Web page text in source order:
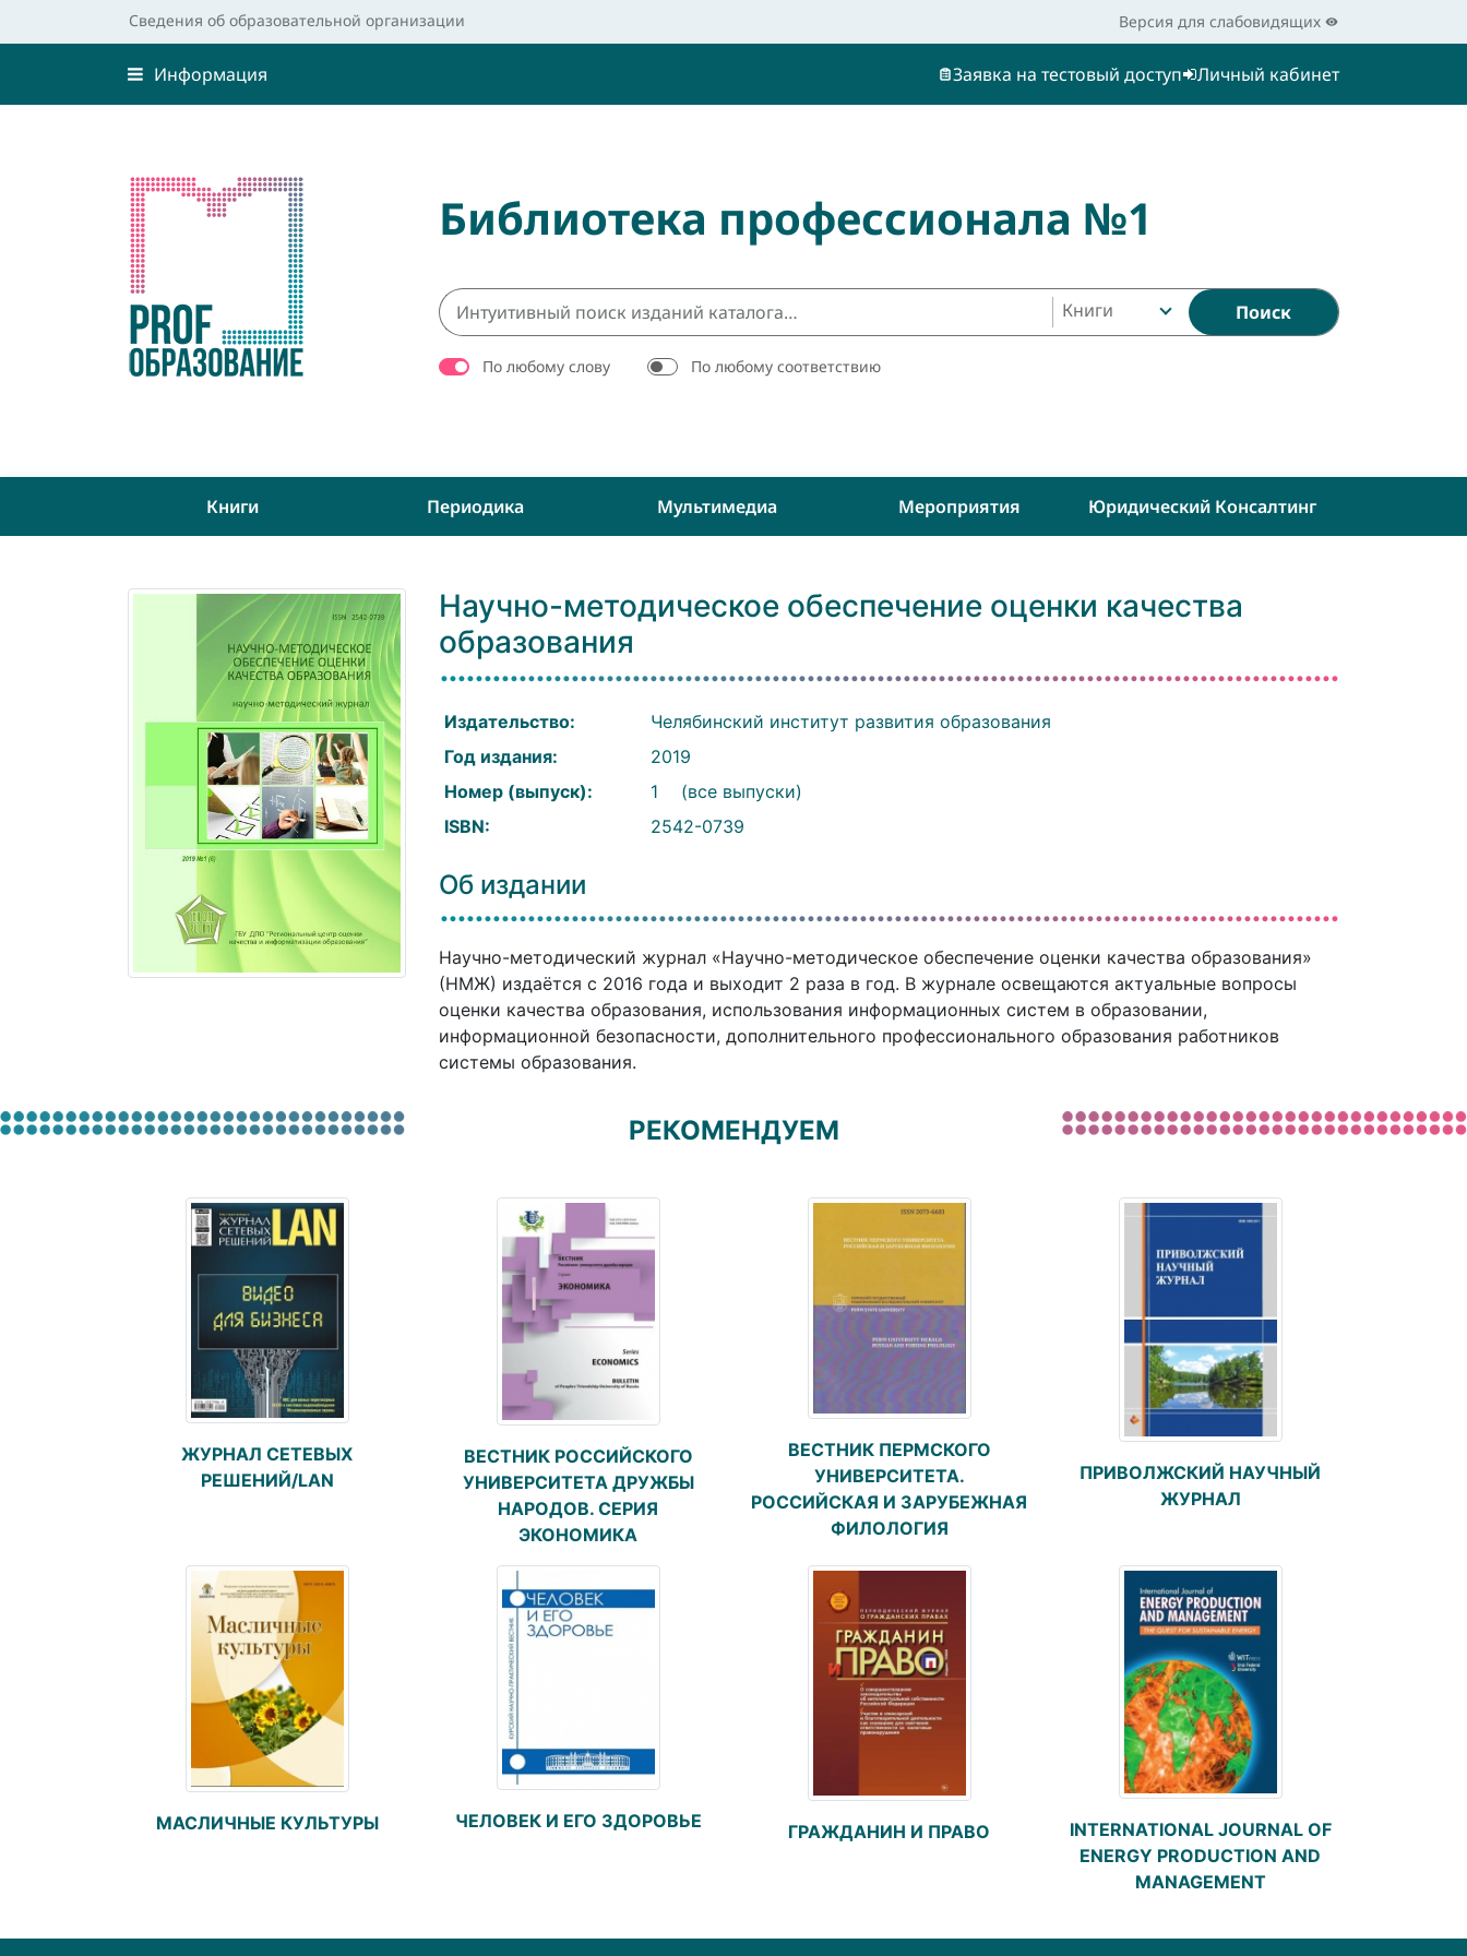
Сведения об образовательной организации Версия для слабовидящих
Информация Заявка на тестовый доступ Личный кабинет
Библиотека профессионала №1
Книги Поиск
По любому слову По любому соответствию
Книги Периодика Мультимедиа Мероприятия Юридический Консалтинг
Научно-методическое обеспечение оценки качества
образования
Издательство:
Челябинский институт развития образования
Год издания:
2019
Номер (выпуск):
1
(все выпуски)
ISBN:
2542-0739
Об издании
Научно-методический журнал «Научно-методическое обеспечение оценки качества образования»
(НМЖ) издаётся с 2016 года и выходит 2 раза в год. В журнале освещаются актуальные вопросы
оценки качества образования, использования информационных систем в образовании,
информационной безопасности, дополнительного профессионального образования работников
системы образования.
РЕКОМЕНДУЕМ
ЖУРНАЛ СЕТЕВЫХ
РЕШЕНИЙ/LAN
ВЕСТНИК РОССИЙСКОГО
УНИВЕРСИТЕТА ДРУЖБЫ
НАРОДОВ. СЕРИЯ
ЭКОНОМИКА
ВЕСТНИК ПЕРМСКОГО
УНИВЕРСИТЕТА.
РОССИЙСКАЯ И ЗАРУБЕЖНАЯ
ФИЛОЛОГИЯ
ПРИВОЛЖСКИЙ НАУЧНЫЙ
ЖУРНАЛ
МАСЛИЧНЫЕ КУЛЬТУРЫ ЧЕЛОВЕК И ЕГО ЗДОРОВЬЕ
ГРАЖДАНИН И ПРАВО
INTERNATIONAL JOURNAL OF
ENERGY PRODUCTION AND
MANAGEMENT